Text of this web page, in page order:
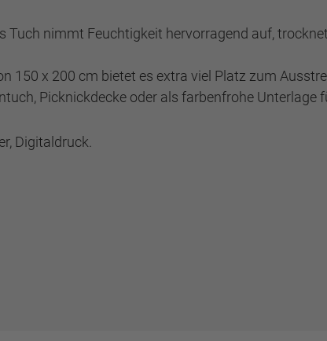
Tuch nimmt Feuchtigkeit hervorragend auf,
150 x 200 cm bietet es extra viel Platz zum
Picknickdecke oder als farbenfrohe Unterlage
Digitaldruck.